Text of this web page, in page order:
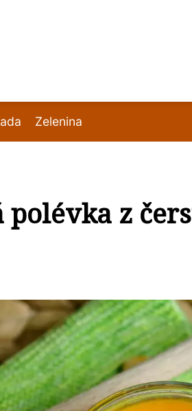
Zelenina
polévka z